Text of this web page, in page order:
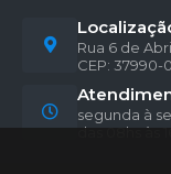
Rua 6 de
CEP: 37990-
segunda à
das 08hs às